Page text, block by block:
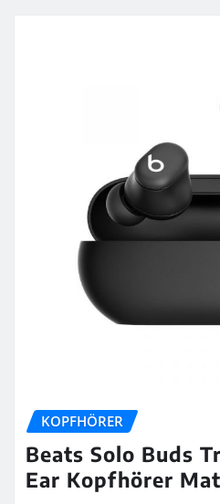
KOPFHÖRER
Beats Solo Buds
Ear Kopfhörer